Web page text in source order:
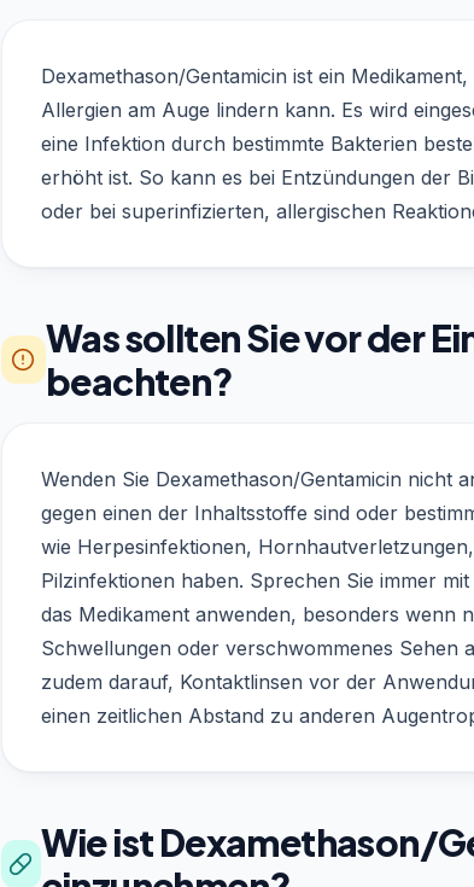
Dexamethason/Gentamicin ist ein
Allergien am Auge lindern kann. Es wird
eine Infektion durch bestimmte Bakterien
erhöht ist. So kann es bei Entzündungen der
oder bei superinfizierten, allergischen
Was sollten Sie vor der
beachten?
Wenden Sie Dexamethason/Gentamicin nicht
gegen einen der Inhaltsstoffe sind oder
wie Herpesinfektionen,
Pilzinfektionen haben. Sprechen Sie immer
das Medikament anwenden, besonders wenn
Schwellungen oder verschwommenes Sehen
zudem darauf, Kontaktlinsen vor der
einen zeitlichen Abstand zu anderen
Wie ist Dexamethason/